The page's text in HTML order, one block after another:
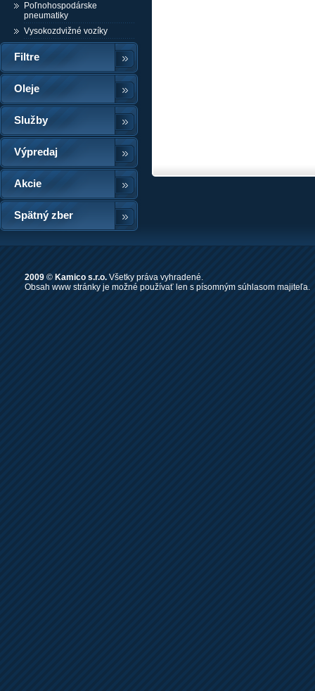
Poľnohospodárske
pneumatiky
Vysokozdvižné vozíky
Filtre
Oleje
Služby
Výpredaj
Akcie
Spätný zber
2009 © Kamico s.r.o. Všetky práva vyhradené.
Obsah www stránky je možné používať len s písomným súhlasom majiteľa.